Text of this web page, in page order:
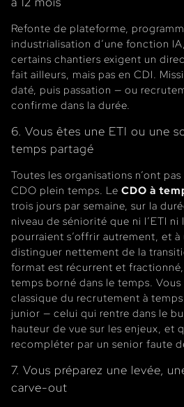
Refonte de plateforme,
industrialisation d’une fonction
certains chantiers exigent un
fait ailleurs, mais pas en CDI.
daté, puis passation — ou
confirme dans la durée.
6. Vous êtes une ETI ou une
temps partagé
Toutes les organisations n’ont
CDO plein temps. Le CDO à
trois jours par semaine, sur la
niveau de séniorité que ni l’ETI ni
pourraient s’offrir autrement, et
distinguer nettement de la
format est récurrent et
temps borné dans le temps.
classique du recrutement à
junior — celui qui rentre dans le
hauteur de vue sur les enjeux, et
recompléter par un senior faute
7. Vous préparez une levée,
carve-out